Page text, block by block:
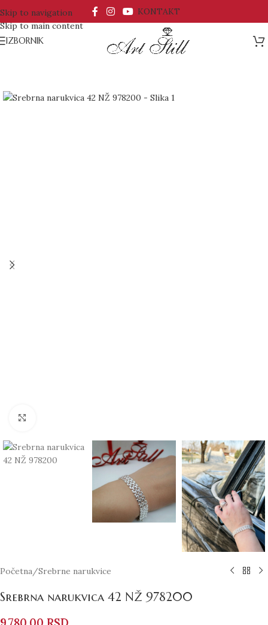
Skip to navigation
Skip to main content
KONTAKT
IZBORNIK
Početna/Srebrne narukvice
Srebrna narukvica 42 NŽ 978200